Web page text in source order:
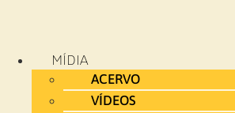
MÍDIA
ACERVO
VÍDEOS